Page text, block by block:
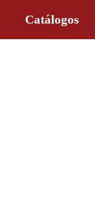
Catálogos